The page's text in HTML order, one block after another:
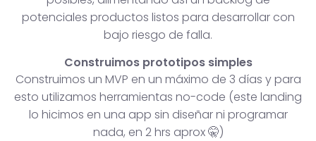
potenciales productos listos para desarrollar con
bajo riesgo de falla.
Construimos prototipos simples
Construimos un MVP en un máximo de 3 días y para
esto utilizamos herramientas no-code (este landing
lo hicimos en una app sin diseñar ni programar
nada, en 2 hrs aprox 🤫)